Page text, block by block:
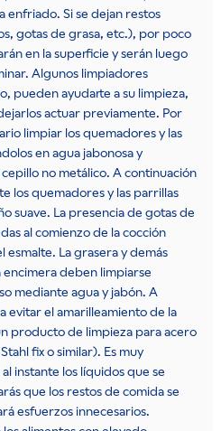
enfriado. Si se dejan restos
gotas de grasa, etc.), por poco
en la superficie y serán luego
Algunos limpiadores
pueden ayudarte a su limpieza,
actuar previamente. Por
limpiar los quemadores y las
en agua jabonosa y
no metálico. A continuación
los quemadores y las parrillas
suave. La presencia de gotas de
al comienzo de la cocción
La grasera y demás
deben limpiarse
mediante agua y jabón. A
evitar el amarilleamiento de la
producto de limpieza para acero
fix o similar). Es muy
instante los líquidos que se
que los restos de comida se
esfuerzos innecesarios.